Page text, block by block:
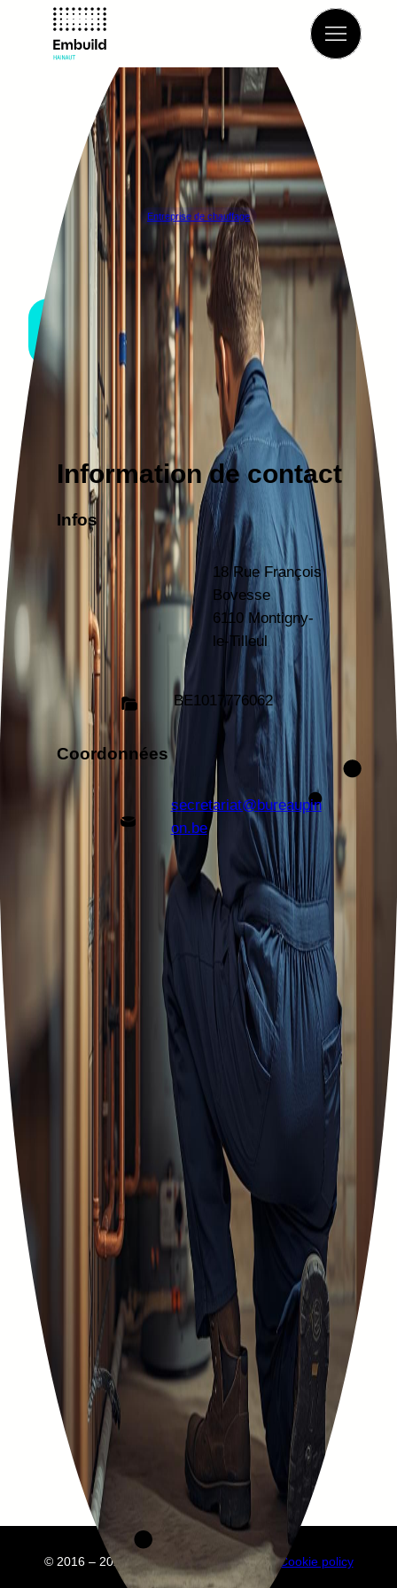
Retour à l’annuaire
Entreprise de chauffage
GUILLAUME PINON
MONTIGNY-LE-TILLEUL
Information de contact
Infos
18 Rue François
Bovesse
6110 Montigny-
le-Tilleul
BE1017776062
Coordonnées
secretariat@bureaupin
on.be
© 2016 – 2025 Embuild À propos de nous Cookie policy